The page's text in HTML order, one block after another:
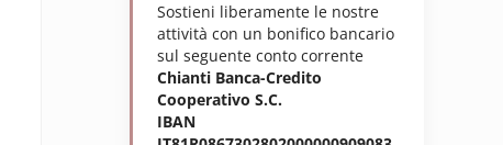
Sostieni liberamente le nostre
attività con un bonifico bancario
sul seguente conto corrente
Chianti Banca-Credito
Cooperativo S.C.
IBAN